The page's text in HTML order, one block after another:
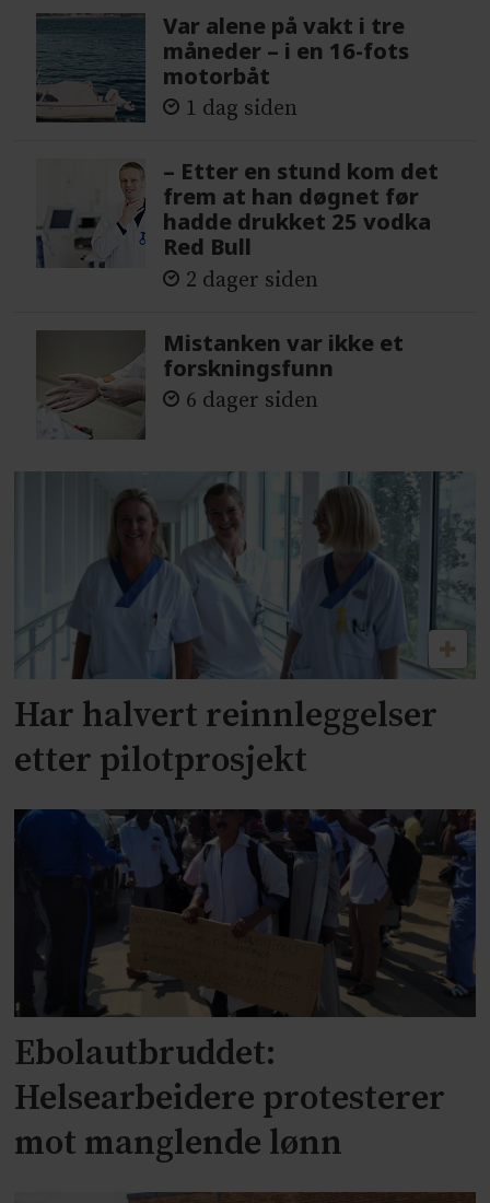
Var alene på vakt i tre
måneder – i en 16-fots
motorbåt
1 dag siden
– Etter en stund kom det
frem at han døgnet før
hadde drukket 25 vodka
Red Bull
2 dager siden
Mistanken var ikke et
forskningsfunn
6 dager siden
Har halvert reinnleggelser
etter pilotprosjekt
Ebolautbruddet:
Helsearbeidere protesterer
mot manglende lønn